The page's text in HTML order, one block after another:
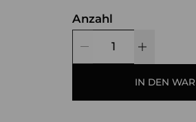
Anzahl
IN DEN